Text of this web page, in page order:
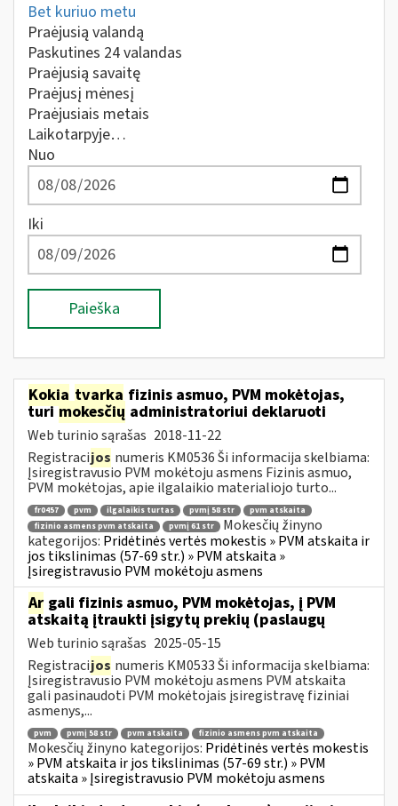
Bet kuriuo metu
Praėjusią valandą
Paskutines 24 valandas
Praėjusią savaitę
Praėjusį mėnesį
Praėjusiais metais
Laikotarpyje…
Nuo
Iki
Paieška
Kokia tvarka fizinis asmuo, PVM mokėtojas,
turimokesčių administratoriui deklaruoti
Web turinio sąrašas 2018-11-22
Registracijos numeris KM0536 Ši informacija skelbiama:
Įsiregistravusio PVM mokėtoju asmens Fizinis asmuo,
PVM mokėtojas, apie ilgalaikio materialiojo turto...
fr0457 pvm ilgalaikis turtas pvmį 58 str
pvm atskaita
fizinio asmens pvm atskaita
pvmį 61 str
Mokesčių žinyno
kategorijos: Pridėtinės vertės mokestis » PVM atskaita ir
jos tikslinimas (57-69 str.) » PVM atskaita »
Įsiregistravusio PVM mokėtoju asmens
Ar gali fizinis asmuo, PVM mokėtojas, į PVM
atskaitą įtraukti įsigytų prekių (paslaugų
Web turinio sąrašas 2025-05-15
Registracijos numeris KM0533 Ši informacija skelbiama:
Įsiregistravusio PVM mokėtoju asmens PVM atskaita
gali pasinaudoti PVM mokėtojais įsiregistravę fiziniai
asmenys,...
pvm pvmį 58 str pvm atskaita fizinio asmens pvm atskaita
Mokesčių žinyno kategorijos: Pridėtinės vertės mokestis
» PVM atskaita ir jos tikslinimas (57-69 str.) » PVM
atskaita » Įsiregistravusio PVM mokėtoju asmens